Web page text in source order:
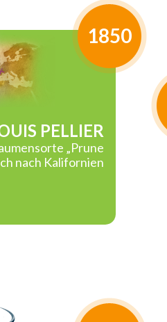
1850
PELLIER
„Prune
nach Kalifornien